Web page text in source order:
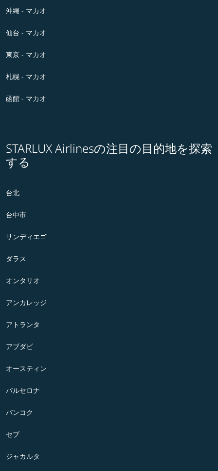
沖縄 - マカオ
仙台 - マカオ
東京 - マカオ
札幌 - マカオ
函館 - マカオ
STARLUX Airlinesの注目の目的地を探索
する
台北
台中市
サンディエゴ
ダラス
オンタリオ
アンカレッジ
アトランタ
アブダビ
オースティン
バルセロナ
バンコク
セブ
ジャカルタ